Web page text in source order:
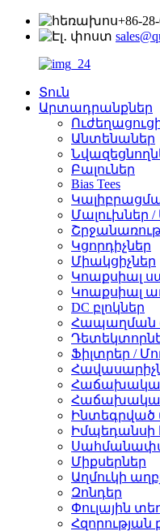
+86-
Տուն
Արտադրանքներ
Անտենաներ
Բալուներ
Bias Tees
Մալուխներ
Կցորդիչներ
Միակցիչներ
Կոաքսիալ
Կոաքսիալ
DC բլոկներ
Հապաղման
Ֆիլտրեր /
Ինտեգրված
Միքսերներ
Աղմուկի
Զոնդեր
Փուլային
Հզորության